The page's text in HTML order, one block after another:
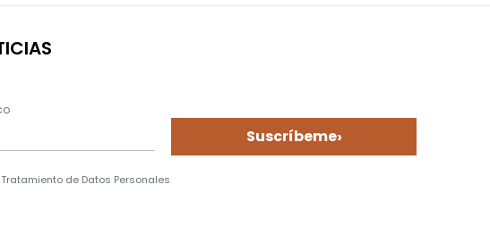
Suscríbeme›
de Datos Personales